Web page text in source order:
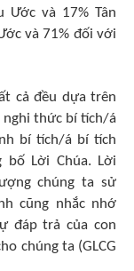
Ước và 17% Tân
và 71% đối với
cả đều dựa trên
nghi thức bí tích/á
bí tích/á bí tích
bố Lời Chúa. Lời
chúng ta sử
cũng nhắc nhớ
đáp trả của con
chúng ta (GLCG